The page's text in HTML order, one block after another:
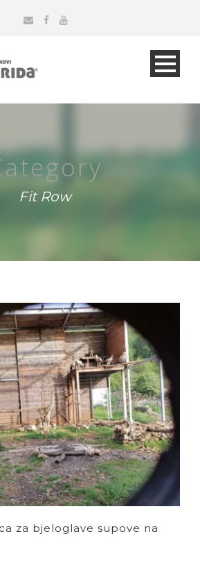
Fit Row
za bjeloglave supove na